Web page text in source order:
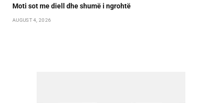
Moti sot me diell dhe shumë i ngrohtë
AUGUST 4, 2026